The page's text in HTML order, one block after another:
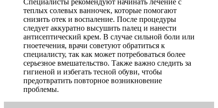
теплых солевых ванночек, которые помогают
снизить отек и воспаление. После процедуры
следует аккуратно высушить палец и нанести
антисептический крем. В случае сильной боли или
гноетечения, врачи советуют обратиться к
специалисту, так как может потребоваться более
серьезное вмешательство. Также важно следить за
гигиеной и избегать тесной обуви, чтобы
предотвратить повторное возникновение
проблемы.